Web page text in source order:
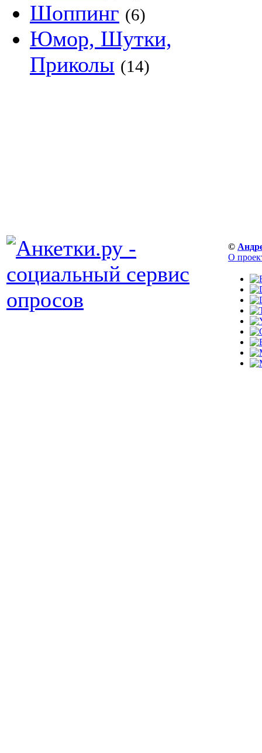
Шоппинг (6)
Юмор, Шутки,
Приколы (14)
©
О